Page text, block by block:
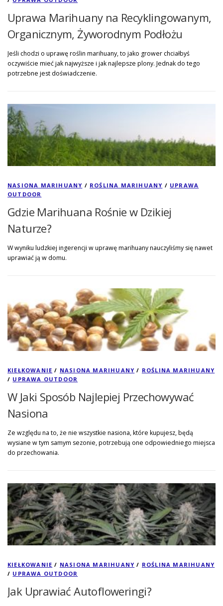
Uprawa Marihuany na Recyklingowanym,
Organicznym, Żyworodnym Podłożu
Jeśli chodzi o uprawę roślin marihuany, to jako grower chciałbyś
oczywiście mieć jak najwyższe i jak najlepsze plony. Jednak do tego
potrzebne jest doświadczenie.
NASIONA MARIHUANY / ROŚLINA MARIHUANY / UPRAWA
OUTDOOR
Gdzie Marihuana Rośnie w Dzikiej
Naturze?
W wyniku ludzkiej ingerencji w uprawę marihuany nauczyliśmy się nawet
uprawiać ją w domu.
KIEŁKOWANIE / NASIONA MARIHUANY / ROŚLINA MARIHUANY
/ UPRAWA OUTDOOR
W Jaki Sposób Najlepiej Przechowywać
Nasiona
Ze względu na to, że nie wszystkie nasiona, które kupujesz, będą
wysiane w tym samym sezonie, potrzebują one odpowiedniego miejsca
do przechowania.
KIEŁKOWANIE / NASIONA MARIHUANY / ROŚLINA MARIHUANY
/ UPRAWA OUTDOOR
Jak Uprawiać Autofloweringi?